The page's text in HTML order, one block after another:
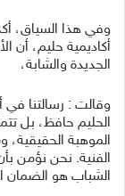
وفي هذا السياق،
أكاديمية حليم، أن
الجديدة والشابة،
وقالت : رسالتنا في
الحليم حافظ، بل
الموهبة الحقيقية،
الفنية. نحن نؤمن
الشباب هو الضمان